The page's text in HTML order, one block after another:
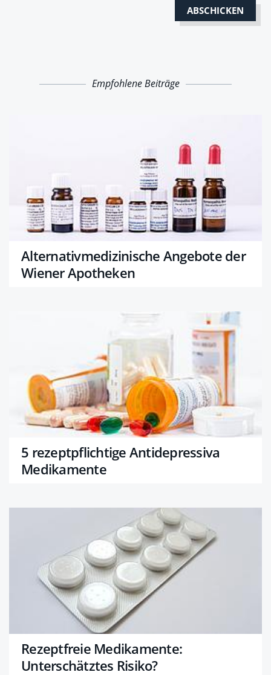
Empfohlene Beiträge
Alternativmedizinische Angebote der
Wiener Apotheken
5 rezeptpflichtige Antidepressiva
Medikamente
Rezeptfreie Medikamente:
Unterschätztes Risiko?